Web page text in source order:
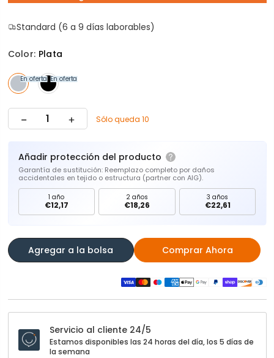
Standard (6 a 9 días laborables)
Color: Plata
En oferta En oferta
Sólo queda 10
Añadir protección del producto
Garantía de sustitución: Reemplazo completo por daños
accidentales en tejido o estructura (partner con AIG).
1 año
€12,17
2 años
€18,26
3 años
€22,61
Agregar a la bolsa Comprar Ahora
Servicio al cliente 24/5
Estamos disponibles las 24 horas del día, los 5 días de
la semana